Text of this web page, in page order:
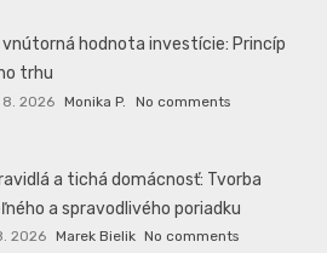
vnútorná hodnota investície: Princíp
trhu
8. 2026 Monika P. No comments
a tichá domácnosť: Tvorba
a spravodlivého poriadku
2026 Marek Bielik No comments